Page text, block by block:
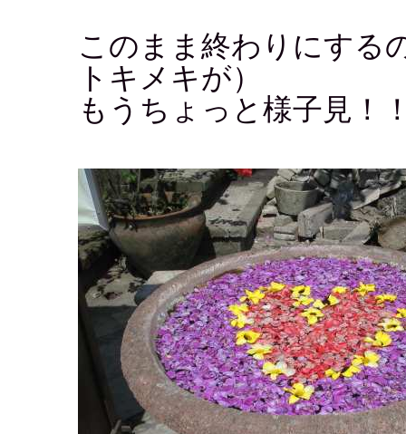
このまま終わりにする
トキメキが）
もうちょっと様子見！